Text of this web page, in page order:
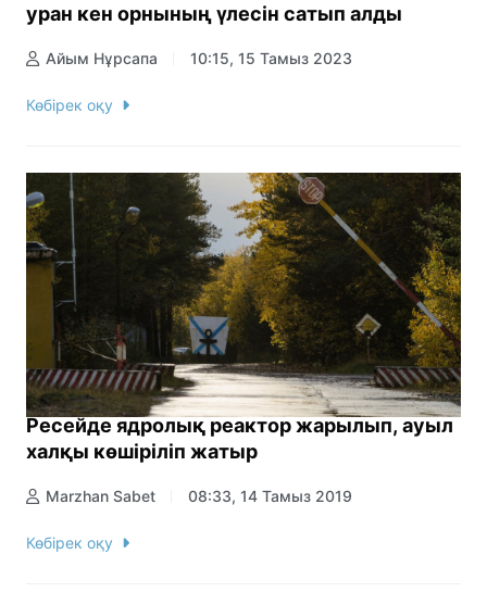
уран кен орнының үлесін сатып алды
Айым Нұрсапа 10:15, 15 Тамыз 2023
Көбірек оқу
Ресейде ядролық реактор жарылып, ауыл
халқы көшіріліп жатыр
Marzhan Sabet 08:33, 14 Тамыз 2019
Көбірек оқу